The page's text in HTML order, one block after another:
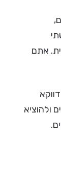
אתם
ולהוציא